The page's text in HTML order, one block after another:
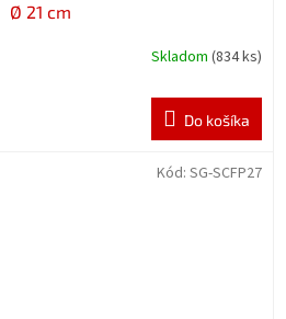
Ø 21 cm
Skladom (834 ks)
Do košíka
Kód: SG-SCFP27